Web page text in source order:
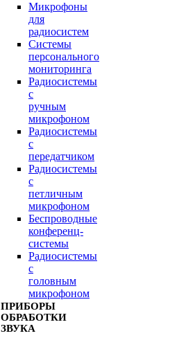
Микрофоны
для
радиосистем
Системы
персонального
мониторинга
Радиосистемы
c
ручным
микрофоном
Радиосистемы
с
передатчиком
Радиосистемы
с
петличным
микрофоном
Беспроводные
конференц-
системы
Радиосистемы
с
головным
микрофоном
ПРИБОРЫ
ОБРАБОТКИ
ЗВУКА